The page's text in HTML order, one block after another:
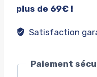
gsx2000
plus de 69€ !
Satisfaction
Paiement